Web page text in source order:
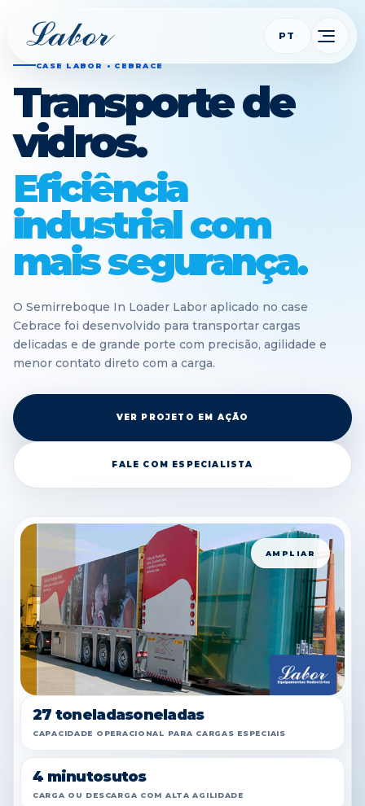
PT
CASE LABOR • CEBRACE
Transporte de
vidros.
Eficiência
industrial com
mais segurança.
O Semirreboque In Loader Labor aplicado no case
Cebrace foi desenvolvido para transportar cargas
delicadas e de grande porte com precisão, agilidade e
menor contato direto com a carga.
VER PROJETO EM AÇÃO
FALE COM ESPECIALISTA
AMPLIAR
27 toneladasoneladas
CAPACIDADE OPERACIONAL PARA CARGAS ESPECIAIS
4 minutosutos
CARGA OU DESCARGA COM ALTA AGILIDADE